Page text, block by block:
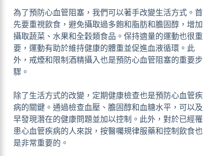
為了預防心血管阻塞，我們可以著手改變生活方式。首
先要重視飲食，避免攝取過多飽和脂肪和膽固醇，增加
攝取蔬菜、水果和全穀類食品。保持適量的運動也很重
要，運動有助於維持健康的體重並促進血液循環。此
外，戒煙和限制酒精攝入也是預防心血管阻塞的重要步
驟。
除了生活方式的改變，定期健康檢查也是預防心血管疾
病的關鍵。通過檢查血壓、膽固醇和血糖水平，可以及
早發現潛在的健康問題並加以控制。此外，對於已經罹
患心血管疾病的人來說，按醫囑規律服藥和控制飲食也
是非常重要的。